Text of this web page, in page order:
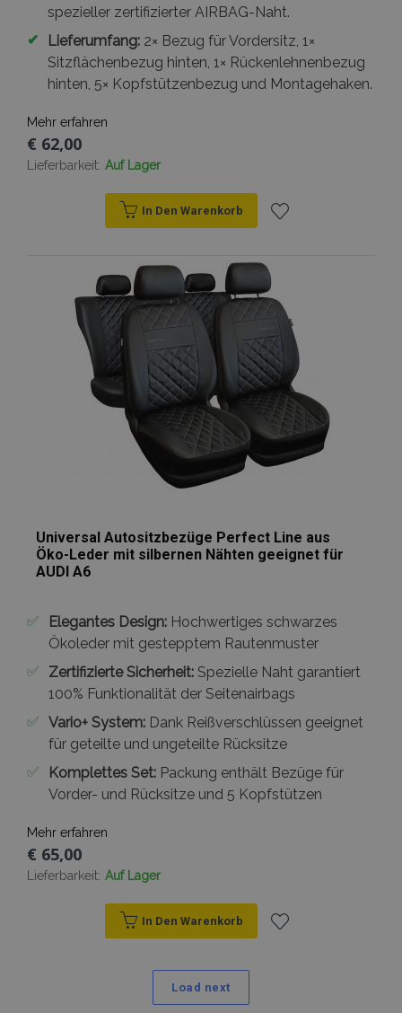
spezieller zertifizierter AIRBAG-Naht.
✔
Lieferumfang: 2× Bezug für Vordersitz, 1×
Sitzflächenbezug hinten, 1× Rückenlehnenbezug
hinten, 5× Kopfstützenbezug und Montagehaken.
Mehr erfahren
€ 62,00
Lieferbarkeit: Auf Lager
In Den Warenkorb
Wunschliste
hinzufügen
Universal Autositzbezüge Perfect Line aus
Öko-Leder mit silbernen Nähten geeignet für
AUDI A6
✅ Elegantes Design: Hochwertiges schwarzes
Ökoleder mit gestepptem Rautenmuster
✅
Zertifizierte Sicherheit: Spezielle Naht garantiert
100% Funktionalität der Seitenairbags
✅ Vario+ System: Dank Reißverschlüssen geeignet
für geteilte und ungeteilte Rücksitze
✅
Komplettes Set: Packung enthält Bezüge für
Vorder- und Rücksitze und 5 Kopfstützen
Mehr erfahren
€ 65,00
Lieferbarkeit: Auf Lager
In Den Warenkorb
Load next